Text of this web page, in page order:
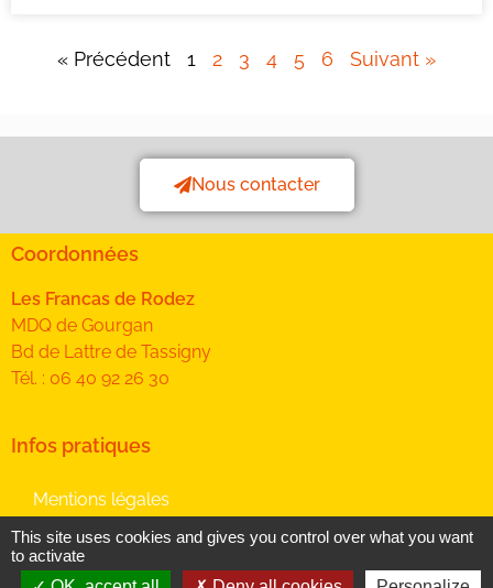
« Précédent 1 2 3 4 5 6 Suivant »
Nous contacter
Coordonnées
Les Francas de Rodez
MDQ de Gourgan
Bd de Lattre de Tassigny
Tél. : 06 40 92 26 30
Infos pratiques
Mentions légales
Données personnelles
Plan du site
This site uses cookies and gives you control over what you want
to activate